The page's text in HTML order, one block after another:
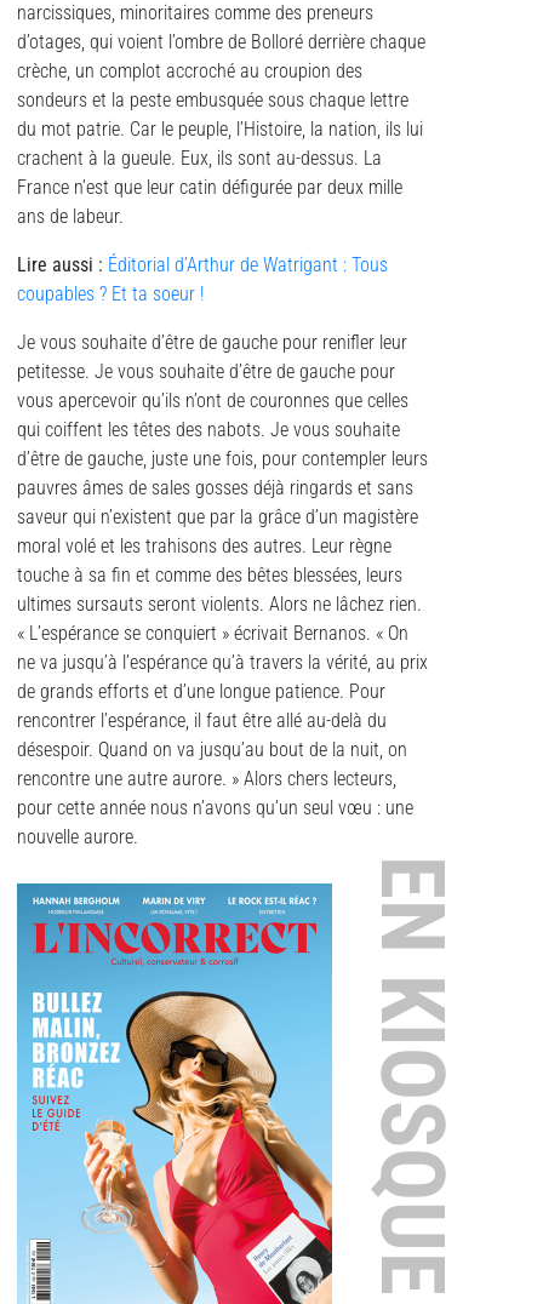
narcissiques, minoritaires comme des preneurs
d’otages, qui voient l’ombre de Bolloré derrière chaque
crèche, un complot accroché au croupion des
sondeurs et la peste embusquée sous chaque lettre
du mot patrie. Car le peuple, l’Histoire, la nation, ils lui
crachent à la gueule. Eux, ils sont au-dessus. La
France n’est que leur catin défigurée par deux mille
ans de labeur.
Lire aussi : Éditorial d’Arthur de Watrigant : Tous
coupables ? Et ta soeur !
Je vous souhaite d’être de gauche pour renifler leur
petitesse. Je vous souhaite d’être de gauche pour
vous apercevoir qu’ils n’ont de couronnes que celles
qui coiffent les têtes des nabots. Je vous souhaite
d’être de gauche, juste une fois, pour contempler leurs
pauvres âmes de sales gosses déjà ringards et sans
saveur qui n’existent que par la grâce d’un magistère
moral volé et les trahisons des autres. Leur règne
touche à sa fin et comme des bêtes blessées, leurs
ultimes sursauts seront violents. Alors ne lâchez rien.
« L’espérance se conquiert » écrivait Bernanos. « On
ne va jusqu’à l’espérance qu’à travers la vérité, au prix
de grands efforts et d’une longue patience. Pour
rencontrer l’espérance, il faut être allé au-delà du
désespoir. Quand on va jusqu’au bout de la nuit, on
rencontre une autre aurore. » Alors chers lecteurs,
pour cette année nous n’avons qu’un seul vœu : une
nouvelle aurore.
EN KIOSQUE